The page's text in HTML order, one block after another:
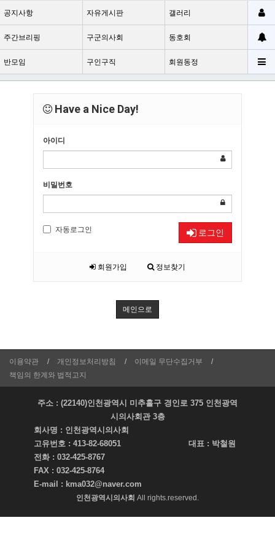
공지사항 자유게시판 갤러리
주간브리핑 구군의사회 동호회
반모임 구인구직 회원동정
Have a Nice Day!
아이디
비밀번호
자동로그인 로그인
회원가입 정보찾기
메인으로
이용약관 개인정보처리방침
이메일 무단수집거부
책임의 한계와 법적고지
주소 : (22140)인천광역시 미추홀구 경인로 375 인천광역
시의사회관 3층
회사명 : 인천광역시의사회
고유번호 : 413-82-68051 대표 : 박철원
전화 : 032-425-8767
FAX : 032-425-8764
E-mail : kma032@naver.com
인천광역시의사회 All rights.reserved.